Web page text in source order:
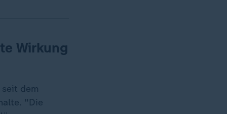
Wirkung
dem
"Die